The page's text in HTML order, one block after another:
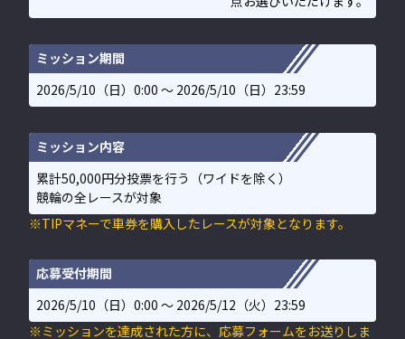
ミッション期間
2026/5/10（日）0:00 〜 2026/5/10（日）23:59
ミッション内容
累計50,000円分投票を行う（ワイドを除く）
競輪の全レースが対象
※TIPマネーで車券を購入したレースが対象となります。
応募受付期間
2026/5/10（日）0:00 〜 2026/5/12（火）23:59
※ミッションを達成された方に、応募フォームをお送りしま